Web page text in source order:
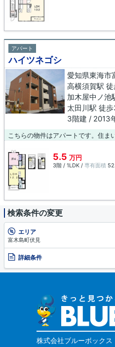
アパート
ハイツネゴシ
愛知県東海市
高横須賀駅
加木屋中ノ池
太田川駅 徒
3階建 / 2013
5.5 万円
3階 / 1LDK / 専有面積
検索条件の変更
エリア
富木島町伏見
詳細条件
株式会社ブルーボックス